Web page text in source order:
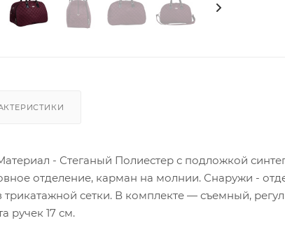
- Стеганый Полиестер с подложкой
отделение, карман на молнии. Снаружи -
сетки. В комплекте — съемный,
ручек 17 см.